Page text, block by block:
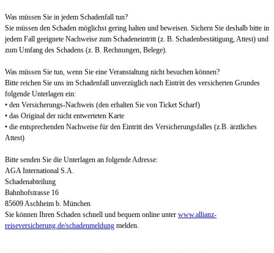
Was müssen Sie in jedem Schadenfall tun?
Sie müssen den Schaden möglichst gering halten und beweisen. Sichern Sie deshalb bitte in
jedem Fall geeignete Nachweise zum Schadeneintritt (z. B. Schadenbestätigung, Attest) und
zum Umfang des Schadens (z. B. Rechnungen, Belege).
Was müssen Sie tun, wenn Sie eine Veranstaltung nicht besuchen können?
Bitte reichen Sie uns im Schadenfall unverzüglich nach Eintritt des versicherten Grundes
folgende Unterlagen ein:
• den Versicherungs-Nachweis (den erhalten Sie von Ticket Scharf)
• das Original der nicht entwerteten Karte
• die entsprechenden Nachweise für den Eintritt des Versicherungsfalles (z.B. ärztliches
Attest)
Bitte senden Sie die Unterlagen an folgende Adresse:
AGA International S.A.
Schadenabteilung
Bahnhofstrasse 16
85609 Aschheim b. München
Sie können Ihren Schaden schnell und bequem online unter www.allianz-
reiseversicherung.de/schadenmeldung melden.